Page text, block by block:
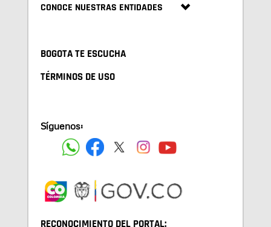
CONOCE NUESTRAS ENTIDADES
BOGOTA TE ESCUCHA
TÉRMINOS DE USO
Síguenos:
RECONOCIMIENTO DEL PORTAL: